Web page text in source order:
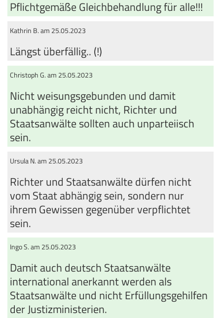
Pflichtgemäße Gleichbehandlung für alle!!!
Kathrin B. am 25.05.2023
Längst überfällig.. (!)
Christoph G. am 25.05.2023
Nicht weisungsgebunden und damit
unabhängig reicht nicht, Richter und
Staatsanwälte sollten auch unparteiisch
sein.
Ursula N. am 25.05.2023
Richter und Staatsanwälte dürfen nicht
vom Staat abhängig sein, sondern nur
ihrem Gewissen gegenüber verpflichtet
sein.
Ingo S. am 25.05.2023
Damit auch deutsch Staatsanwälte
international anerkannt werden als
Staatsanwälte und nicht Erfüllungsgehilfen
der Justizministerien.